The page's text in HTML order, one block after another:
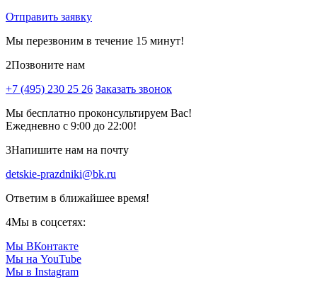
Отправить заявку
Мы перезвоним в течение 15 минут!
2Позвоните нам
+7 (495) 230 25 26 Заказать звонок
Мы бесплатно проконсультируем Вас!
Ежедневно с 9:00 до 22:00!
3Напишите нам на почту
detskie-prazdniki@bk.ru
Ответим в ближайшее время!
4Мы в соцсетях:
Мы ВКонтакте
Мы на YouTube
Мы в Instagram